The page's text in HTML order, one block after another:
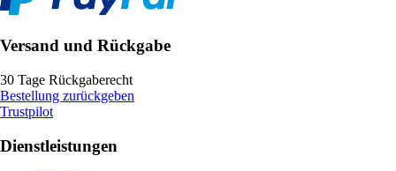
Versand und Rückgabe
30 Tage Rückgaberecht
Bestellung zurückgeben
Trustpilot
Dienstleistungen